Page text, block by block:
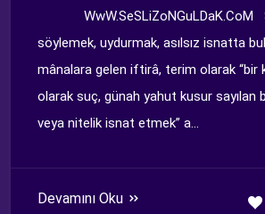
WwW.SeSLiZoNGuLDaK.CoM
söylemek, uydurmak, asılsız isnatta
mânalara gelen iftirâ, terim olarak “bir
olarak suç, günah yahut kusur sayılan
veya nitelik isnat etmek” a...
Devamını Oku